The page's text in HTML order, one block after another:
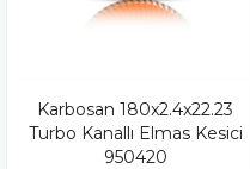
Karbosan 180x2.4x22.23
Turbo Kanallı Elmas Kesici
950420